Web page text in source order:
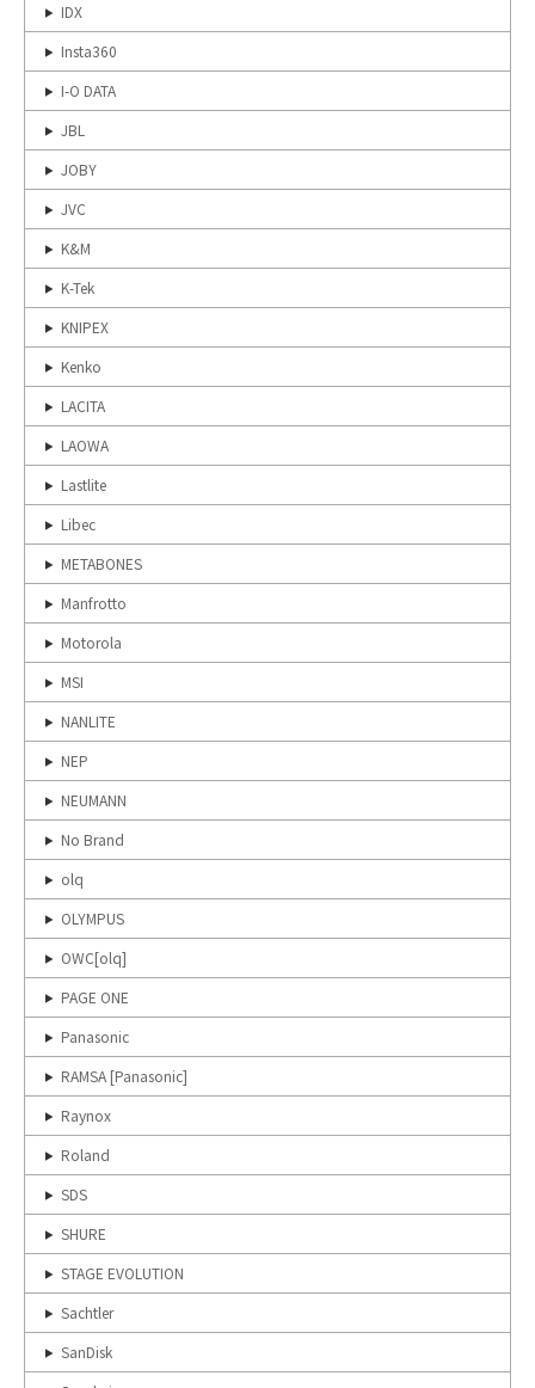
IDX
Insta360
I-O DATA
JBL
JOBY
JVC
K&M
K-Tek
KNIPEX
Kenko
LACITA
LAOWA
Lastlite
Libec
METABONES
Manfrotto
Motorola
MSI
NANLITE
NEP
NEUMANN
No Brand
olq
OLYMPUS
OWC[olq]
PAGE ONE
Panasonic
RAMSA [Panasonic]
Raynox
Roland
SDS
SHURE
STAGE EVOLUTION
Sachtler
SanDisk